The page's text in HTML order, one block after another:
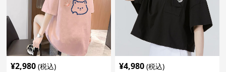
¥2,980 (税込) ¥4,980 (税込)